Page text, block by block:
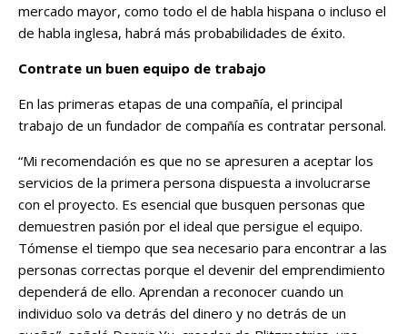
mercado mayor, como todo el de habla hispana o incluso el
de habla inglesa, habrá más probabilidades de éxito.
Contrate un buen equipo de trabajo
En las primeras etapas de una compañía, el principal
trabajo de un fundador de compañía es contratar personal.
“Mi recomendación es que no se apresuren a aceptar los
servicios de la primera persona dispuesta a involucrarse
con el proyecto. Es esencial que busquen personas que
demuestren pasión por el ideal que persigue el equipo.
Tómense el tiempo que sea necesario para encontrar a las
personas correctas porque el devenir del emprendimiento
dependerá de ello. Aprendan a reconocer cuando un
individuo solo va detrás del dinero y no detrás de un